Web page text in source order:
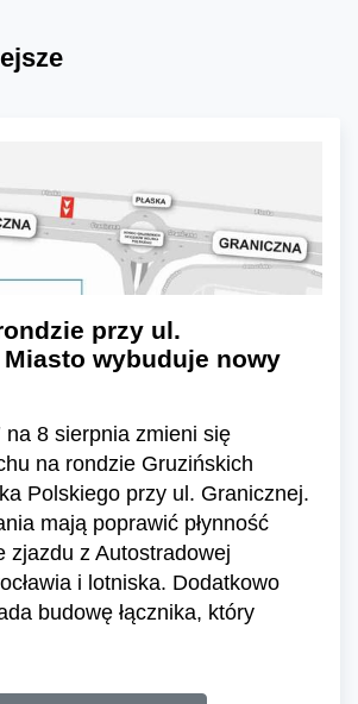
przy ul.
wybuduje nowy
8 sierpnia zmieni się
na rondzie Gruzińskich
Polskiego przy ul. Granicznej.
mają poprawić płynność
zjazdu z Autostradowej
i lotniska. Dodatkowo
budowę łącznika, który